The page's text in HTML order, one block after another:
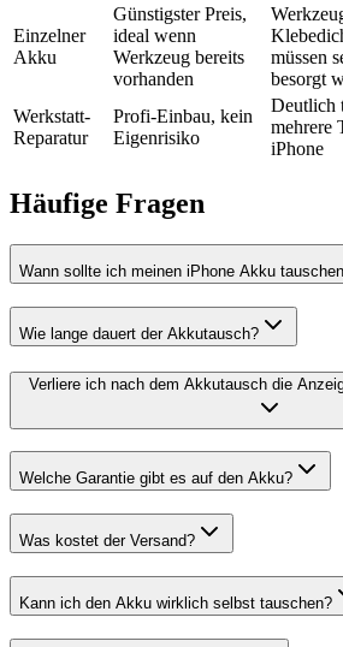
Einzelner
Akku
Günstigster Preis,
ideal wenn
Werkzeug bereits
vorhanden
müssen
besorgt
Werkstatt-
Reparatur
Profi-Einbau, kein
Eigenrisiko
Deutlich
mehrere
iPhone
Häufige Fragen
Wann sollte ich meinen iPhone Akku
Wie lange dauert der Akkutausch?
Verliere ich nach dem Akkutausch die
Welche Garantie gibt es auf den Akku?
Was kostet der Versand?
Kann ich den Akku wirklich selbst tauschen?